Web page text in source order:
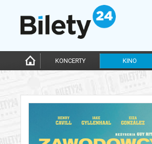
KONCERTY KINO